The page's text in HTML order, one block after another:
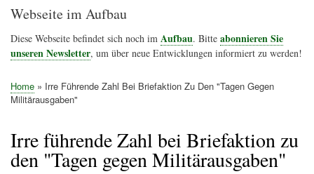
Aktionen
Friedensbewegung
Friedensprojekte
Home
Konflikte
Links
Narichtenlinks
News
Politik
Termine
Texte
Kunst
Friedensexperten
Friedensforschung
Friedensinitiativen
Friedensnachrichten
Webseite im Aufbau
Diese Webseite befindet sich noch im Aufbau. Bitte abonnieren Sie
unseren Newsletter, um über neue Entwicklungen informiert zu werden!
Pfadnavigation
Home
Irre Führende Zahl Bei Briefaktion Zu Den "Tagen Gegen
Militärausgaben"
Irre führende Zahl bei Briefaktion zu
den "Tagen gegen Militärausgaben"